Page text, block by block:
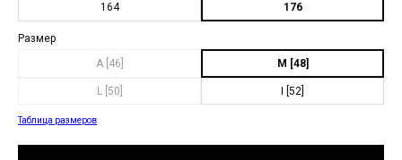
164
176
Размер
A [46]
M [48]
L [50] I [52]
Таблица размеров